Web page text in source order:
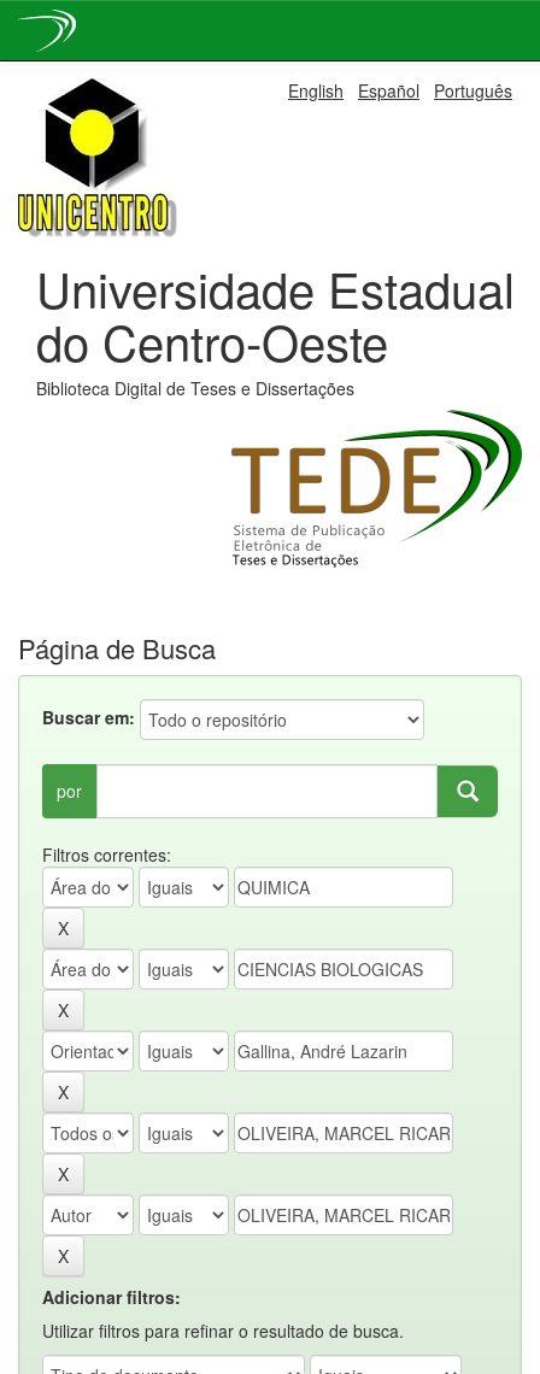
navigation
English Español Português
Universidade Estadual
do Centro-Oeste
Biblioteca Digital de Teses e Dissertações
Página de Busca
Buscar em:
por
Filtros correntes:
Adicionar filtros:
Utilizar filtros para refinar o resultado de busca.